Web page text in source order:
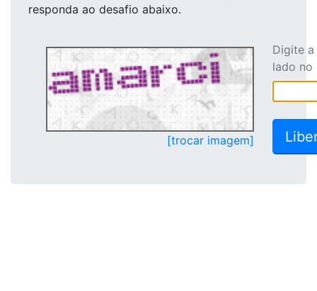
responda ao desafio abaixo.
[trocar imagem]
Digite
lado no